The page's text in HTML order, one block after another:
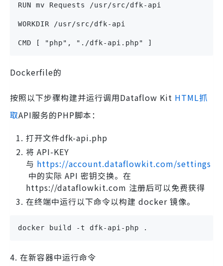
RUN mv Requests /usr/src/dfk-api
WORKDIR /usr/src/dfk-api
CMD [ "php", "./dfk-api.php" ]
Dockerfile的
按照以下步骤构建并运行调用Dataflow Kit HTML抓
取API服务的PHP脚本：
打开文件dfk-api.php
将 API-KEY
与 https://account.dataflowkit.com/settings
中的实际 API 密钥交换。在
https://dataflowkit.com 注册后可以免费获得
在终端中运行以下命令以构建 docker 镜像。
docker build -t dfk-api-php .
4. 在新容器中运行命令